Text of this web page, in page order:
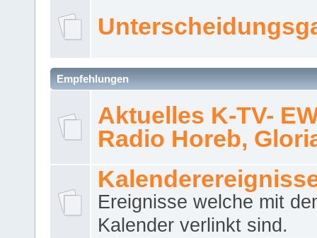
Empfehlungen
Aktuelles K-TV-
Radio Horeb,
Ereignisse welche mit
Kalender verlinkt sind.